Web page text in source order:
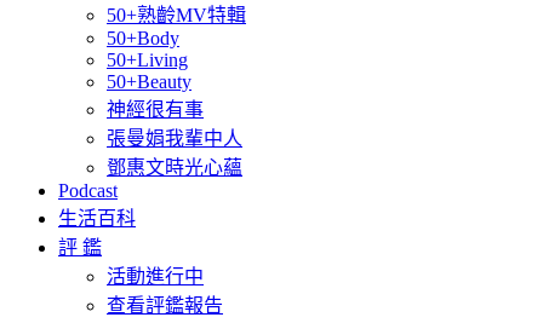
50+熟齡MV特輯
50+Body
50+Living
50+Beauty
神經很有事
張曼娟我輩中人
鄧惠文時光心蘊
Podcast
生活百科
評 鑑
活動進行中
查看評鑑報告